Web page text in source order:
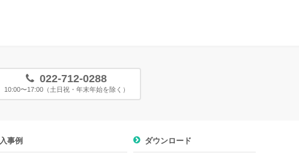
022-712-0288
10:00〜17:00（土日祝・年末年始を除く）
事例 ダウンロード